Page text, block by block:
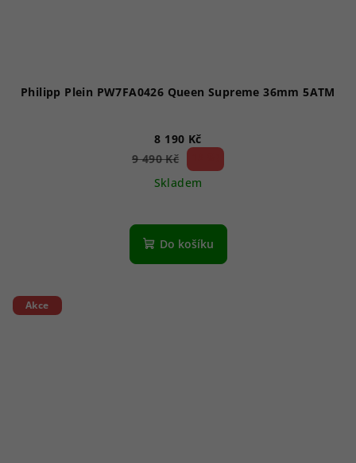
Philipp Plein PW7FA0426 Queen Supreme 36mm 5ATM
8 190 Kč
9 490 Kč
Skladem
Do košíku
Akce